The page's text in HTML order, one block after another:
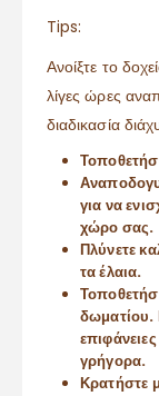
Tips:
Ανοίξτε το
λίγες ώρες
διαδικασία
για να
χώρο σας.
Πλύνετε
τα έλαια.
δωματίου.
γρήγορα.
Κρατήστε